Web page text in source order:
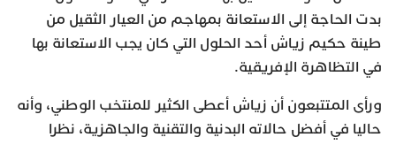
بدت الحاجة إلى الاستعانة بمهاجم من العيار الثقيل من
طينة حكيم زياش أحد الحلول التي كان يجب الاستعانة بها
في التظاهرة الإفريقية.
ورأى المتتبعون أن زياش أعطى الكثير للمنتخب الوطني، وأنه
حاليا في أفضل حالاته البدنية والتقنية والجاهزية، نظرا